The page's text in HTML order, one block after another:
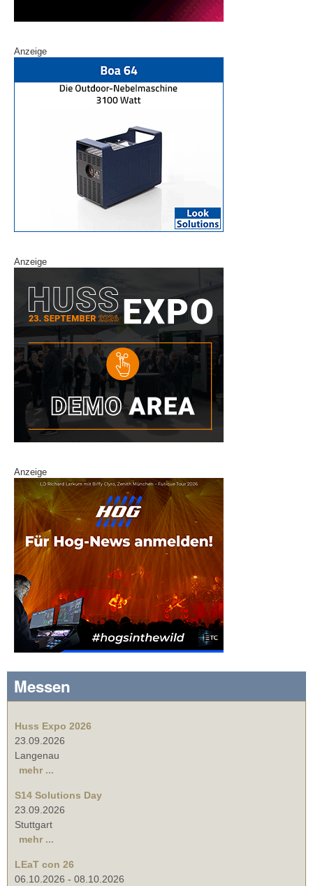
Anzeige
Anzeige
Anzeige
Messen
Huss Expo 2026
23.09.2026
Langenau
mehr ...
S14 Solutions Day
23.09.2026
Stuttgart
mehr ...
LEaT con 26
06.10.2026 - 08.10.2026